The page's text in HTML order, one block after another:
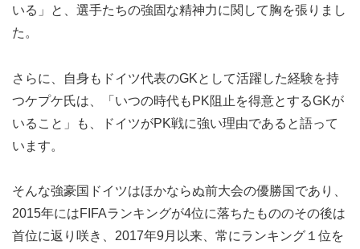
いる」と、選手たちの強固な精神力に関して胸を張りまし
た。
さらに、自身もドイツ代表のGKとして活躍した経験を持
つケプケ氏は、「いつの時代もPK阻止を得意とするGKが
いること」も、ドイツがPK戦に強い理由であると語って
います。
そんな強豪国ドイツはほかならぬ前大会の優勝国であり、
2015年にはFIFAランキングが4位に落ちたもののその後は
首位に返り咲き、2017年9月以来、常にランキング１位を